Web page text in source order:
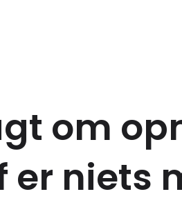
om
er niets